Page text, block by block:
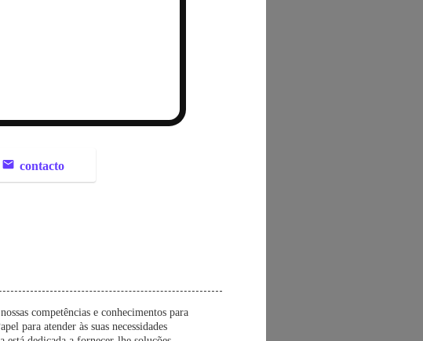
contacto
competências e conhecimentos para
para atender às suas necessidades